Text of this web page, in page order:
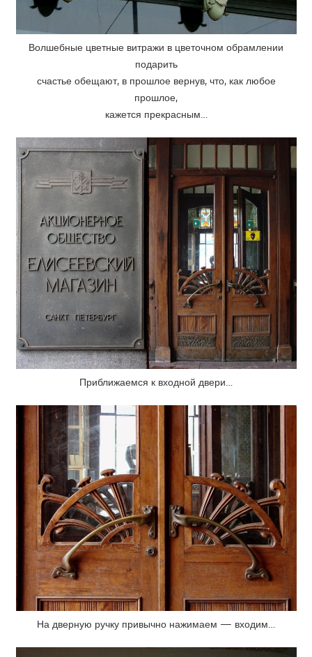
Волшебные цветные витражи в цветочном обрамлении
подарить
счастье обещают, в прошлое вернув, что, как любое
прошлое,
кажется прекрасным…
Приближаемся к входной двери…
На дверную ручку привычно нажимаем — входим…